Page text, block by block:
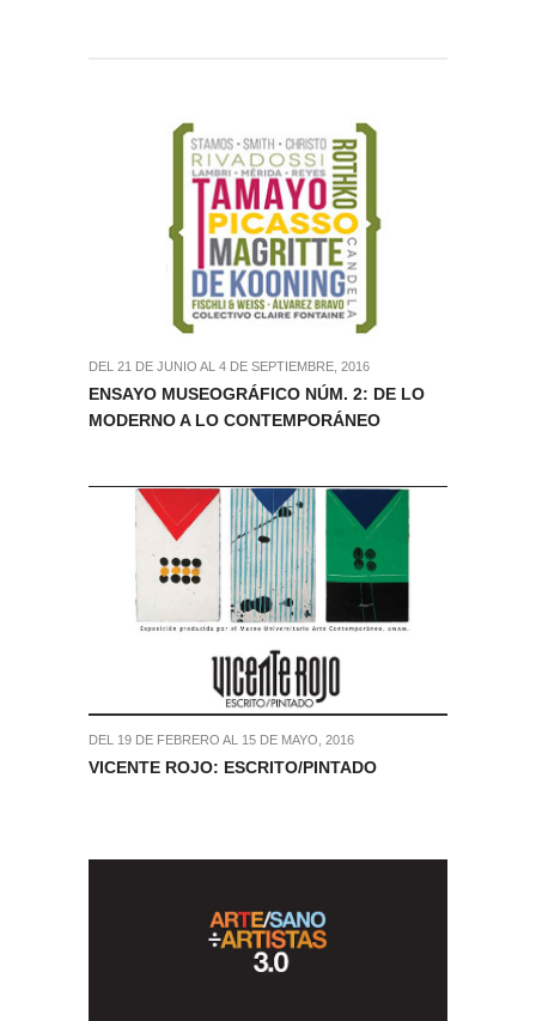
DEL 21 DE JUNIO AL 4 DE SEPTIEMBRE, 2016
ENSAYO MUSEOGRÁFICO NÚM. 2: DE LO
MODERNO A LO CONTEMPORÁNEO
DEL 19 DE FEBRERO AL 15 DE MAYO, 2016
VICENTE ROJO: ESCRITO/PINTADO